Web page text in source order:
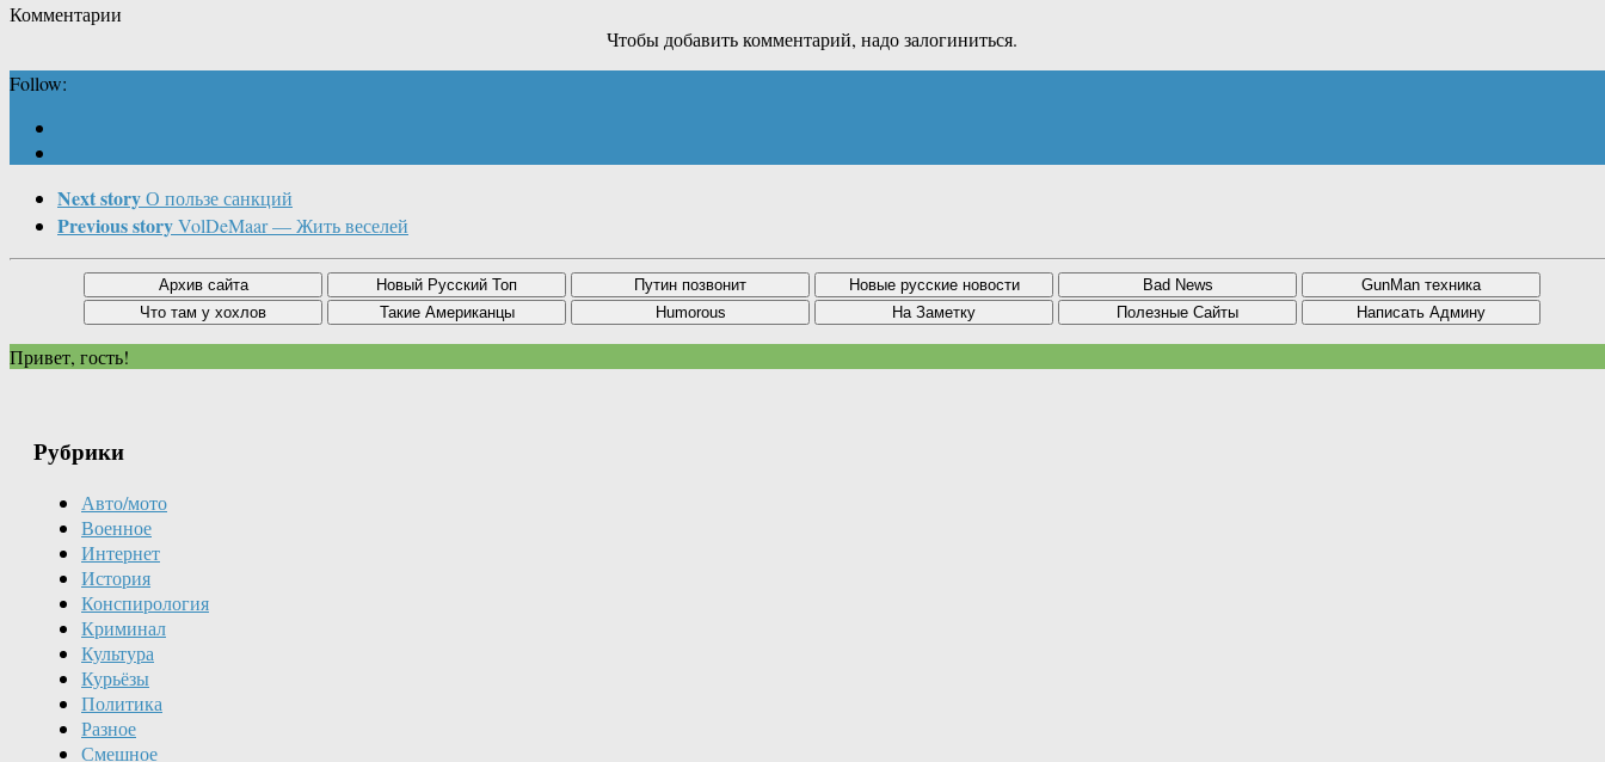
Комментарии
Чтобы добавить комментарий, надо залогиниться.
Follow:
Next storyО пользе санкций
Previous storyVolDeMaar — Жить веселей
Привет, гость!
Рубрики
Авто/мото
Военное
Интернет
История
Конспирология
Криминал
Культура
Курьёзы
Политика
Разное
Смешное